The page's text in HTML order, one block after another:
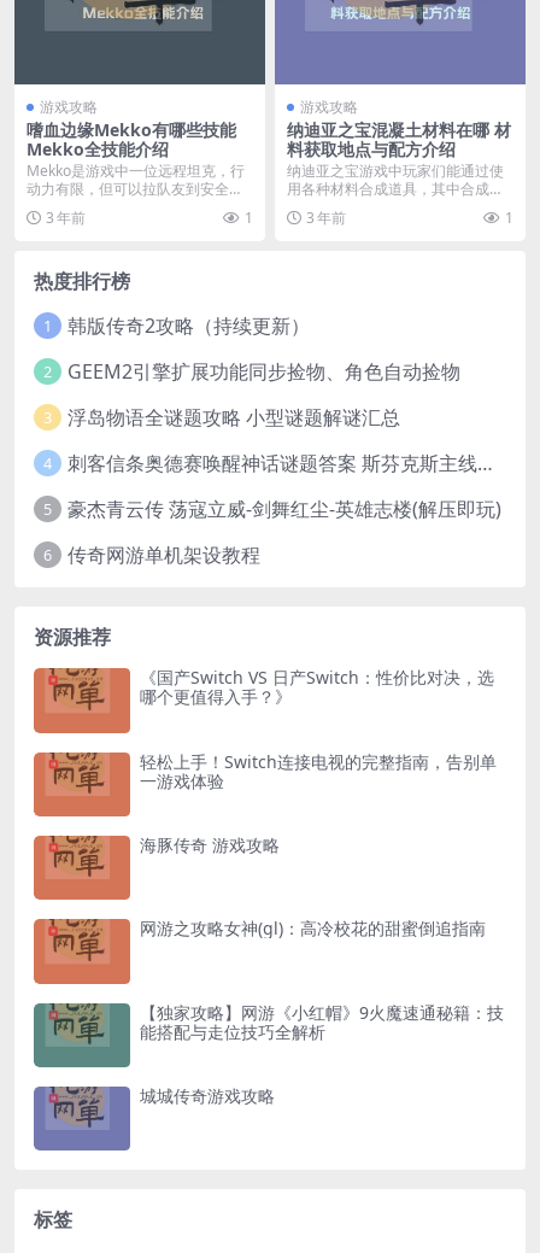
游戏攻略
嗜血边缘Mekko有哪些技能
Mekko全技能介绍
Mekko是游戏中一位远程坦克，行
动力有限，但可以拉队友到安全之
处，下面我们就为...
3 年前 1
游戏攻略
纳迪亚之宝混凝土材料在哪 材
料获取地点与配方介绍
纳迪亚之宝游戏中玩家们能通过使
用各种材料合成道具，其中合成混
凝土需要用到多种材料...
3 年前 1
热度排行榜
1 韩版传奇2攻略（持续更新）
2 GEEM2引擎扩展功能同步捡物、角色自动捡物
3 浮岛物语全谜题攻略 小型谜题解谜汇总
4 刺客信条奥德赛唤醒神话谜题答案 斯芬克斯主线攻略
5 豪杰青云传 荡寇立威-剑舞红尘-英雄志楼(解压即玩)
6 传奇网游单机架设教程
资源推荐
《国产Switch VS 日产Switch：性价比对决，选
哪个更值得入手？》
轻松上手！Switch连接电视的完整指南，告别单
一游戏体验
海豚传奇 游戏攻略
网游之攻略女神(gl)：高冷校花的甜蜜倒追指南
【独家攻略】网游《小红帽》9火魔速通秘籍：技
能搭配与走位技巧全解析
城城传奇游戏攻略
标签